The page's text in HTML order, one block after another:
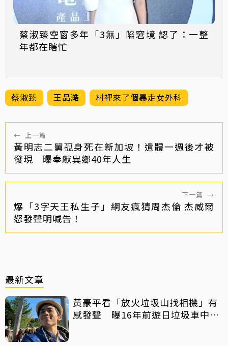
蔡淑臻空窗多年「3無」陷窘境 認了：一整
年都在瞎忙
蔡淑臻 王品澔 村裡來了個暴走女外科
← 上一篇
黃明志二舅孤身死在新加坡！遺體一週後才被
發現 曝奉獻異鄉40年人生
下一篇 →
爆「3字天王私生子」網友瘋猜周杰倫 杰威爾
怒發聲明喊告！
最新文章
黃豪平看「放火垃圾山找相機」有
感發聲 曝16年前遊日垃圾車中含